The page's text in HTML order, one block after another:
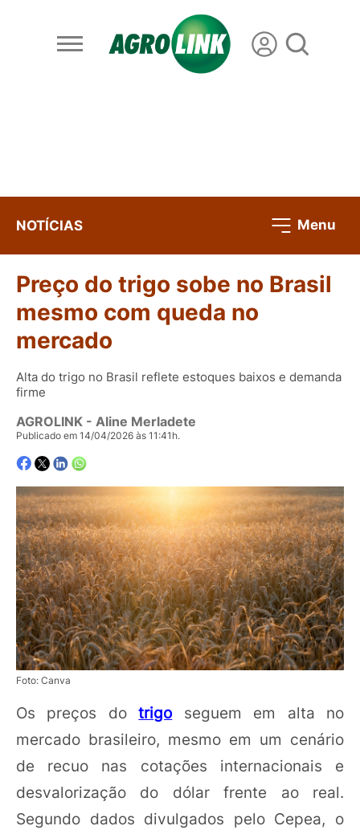
NOTÍCIAS Menu
Preço do trigo sobe no Brasil
mesmo com queda no
mercado
Alta do trigo no Brasil reflete estoques baixos e demanda
firme
AGROLINK - Aline Merladete
Publicado em 14/04/2026 às 11:41h.
Foto: Canva
Os preços dotrigoseguem em alta no
mercado brasileiro, mesmo em um cenário
de recuo nas cotações internacionais e
desvalorização do dólar frente ao real.
Segundo dados divulgados pelo Cepea, o